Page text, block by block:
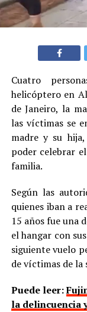
Cuatro
helicóptero en
de Janeiro, la
las víctimas se
madre y su
poder celebrar
familia.
Según las
quienes iban a
15 años fue una
el hangar con
siguiente vuelo
de víctimas de
Puede leer:
la delincuencia